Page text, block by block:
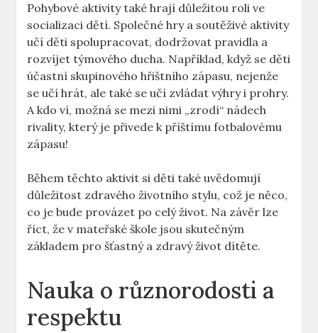
Pohybové‌ aktivity také hrají⁣ důležitou roli ve⁤
socializaci dětí. Společné hry a soutěživé aktivity
učí děti spolupracovat, dodržovat‌ pravidla a⁤
rozvíjet týmového ducha. Například, když‍ se děti
účastní skupinového hřištního zápasu, nejenže
se učí hrát, ale také se⁢ učí zvládat výhry i prohry.
A kdo ví, možná se mezi nimi „zrodí“ nádech
rivality, který je⁤ přivede ‍k příštímu⁢ fotbalovému
zápasu!
Během⁣ těchto‍ aktivit si​ děti ⁣také ⁤uvědomují
důležitost zdravého ⁤životního stylu, což je něco,
co je ​bude provázet po ‌celý život. Na závěr lze
říct, že v mateřské škole jsou skutečným
základem pro šťastný a zdravý život dítěte.
Nauka o různorodosti a
respektu